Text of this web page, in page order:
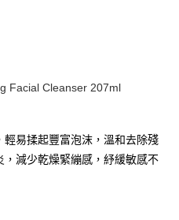
天送達
上免運費
Facial Cleanser 207ml
易揉起豐富泡沫，溫和去除殘
減少乾燥緊繃感，紓緩敏感不